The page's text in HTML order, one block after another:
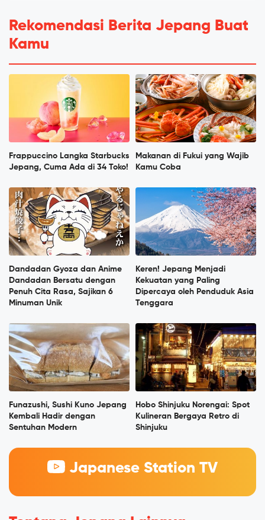
Rekomendasi Berita Jepang Buat
Kamu
Frappuccino Langka Starbucks
Jepang, Cuma Ada di 34 Toko!
Makanan di Fukui yang Wajib
Kamu Coba
Dandadan Gyoza dan Anime
Dandadan Bersatu dengan
Penuh Cita Rasa, Sajikan 6
Minuman Unik
Keren! Jepang Menjadi
Kekuatan yang Paling
Dipercaya oleh Penduduk Asia
Tenggara
Funazushi, Sushi Kuno Jepang
Kembali Hadir dengan
Sentuhan Modern
Hobo Shinjuku Norengai: Spot
Kulineran Bergaya Retro di
Shinjuku
Japanese Station TV